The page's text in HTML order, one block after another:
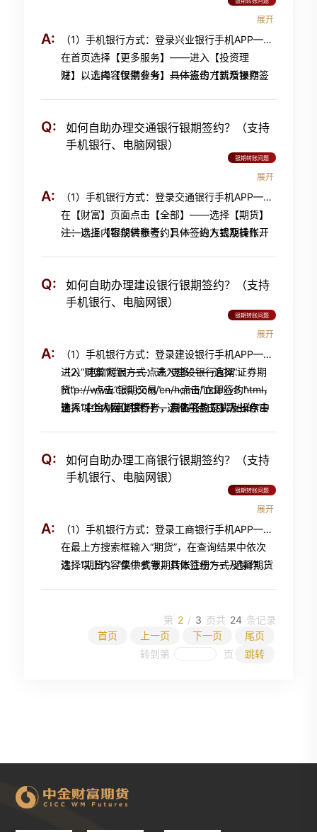
https://ebank.spdb.com.cn/msper-web-
index/prelogin.do#，登录个人网银——进入
【投资理财】，依次点击【投资交易】-【股票与
期货】——在【银期（商）业务】下点击【签约
开户】——选择服务商类型【期货】，输入服务
【签约】——在资金账号处输入期货资金账号、
在资金账户密码处输入期货资金密码、在银行卡
交易密码处输入银行卡取款密码——点击【确
展开
A:
（1）手机银行方式：登录兴业银行手机APP——
在首页选择【更多服务】——进入【投资理
财】，选择【银期业务】——点击【新增银期签
地址（具体到门牌号）、邮政编码——阅读并同
意《兴业银行银期转账服务协议》，点击【签
约】——签约成功； （2）电脑网银方式：进入
https://personalbank.cib.com.cn/pers/main/login.do，
登录个人网银——点击【投资理财】，进入【期
货】——点击【银期业务】，下拉菜单【签约管
号、手机号、详细地址（具体到门牌号）、邮政
编码——阅读并同意《兴业银行银期转账服务协
议》，输入银行卡取款密码，点击【下一步】
注：以上内容仅供参考，具体签约方式及操作流
Q:
如何自助办理交通银行银期签约？（支持
手机银行、电脑网银）
银期转账问题
展开
A:
（1）手机银行方式：登录交通银行手机APP——
在【财富】页面点击【全部】——选择【期货】
——选择【银期转账签约】——进入银期转账开
处填写您在银行预留的手机号——阅读并同意
《交通银行全国集中式银期转账服务协议》，点
击【下一步】——在资金密码处输入期货资金密
码、在交易密码处输入银行卡取款密码、在短信
密码处输入手机收到的短信动态码——点击【下
一步】——签约成功； （2）电脑网银方式：进
入交通银行官网
https://pbank.95559.com.cn/personbank/system/
期签约页面选择“中金财富期货有限公司”，选择
银行卡号，填写证件号码，期货资金账号，手机
号，阅读并同意《交通银行全国集中式银期转账
服务协议》，点击【确认】——确认签约信息，
在资金密码处输入期货资金密码、在交易密码处
输入银行卡取款密码，点击【确认】——签约成
功。
注：以上内容仅供参考，具体签约方式及操作流
Q:
如何自助办理建设银行银期签约？（支持
手机银行、电脑网银）
银期转账问题
展开
A:
（1）手机银行方式：登录建设银行手机APP——
进入“财富”栏目——点击“更多”——选择“证券期
货”——点击“银期交易”——点击“立即签约”——
输入“中金财富期货”——选择并点击弹跳出的“中
意”——点击【下一步】——签约成功；
（2）电脑网银方式：进入建设银行官网
http://www.ccb.com/cn/home/indexv3.html，
选择【个人网上银行】，点击【登录】——点击
【中金财富期货有限公司-人民币】并点击【签
约】——输入期货资金账户、期货资金密码——
勾选协议，点击“下一步”——核对签约信息，点
击“确认”——输入网银盾密码或短信动态口令，
点击“确定”——签约成功。
注：以上内容仅供参考，具体签约方式及操作流
Q:
如何自助办理工商银行银期签约？（支持
手机银行、电脑网银）
银期转账问题
展开
A:
（1）手机银行方式：登录工商银行手机APP——
在最上方搜索框输入“期货”，在查询结果中依次
选择“期货”、“集中式银期转账注册”——选择期货
——填写期货资金账号，选择并确认银行账户，
阅读并同意《中国公司银行集中式银期转账协
议》，点击【下一步】——确认注册信息，并按
择“中金财富期货有限公司”），并填写期货资金
注：以上内容仅供参考，具体签约方式及操作流
第 2 / 3 页共 24 条记录
首页
上一页 下一页
尾页
转到第
页 跳转